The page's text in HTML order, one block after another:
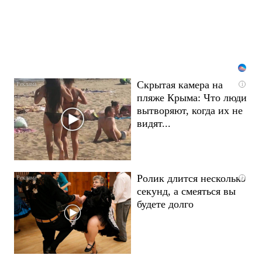
i
Скрытая камера на
пляже Крыма: Что люди
вытворяют, когда их не
видят...
i
Ролик длится несколько
секунд, а смеяться вы
будете долго